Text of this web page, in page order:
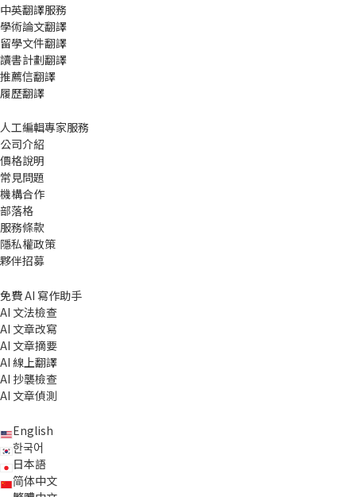
中英翻譯服務
學術論文翻譯
留學文件翻譯
讀書計劃翻譯
推薦信翻譯
履歷翻譯
人工編輯專家服務
公司介紹
價格說明
常見問題
機構合作
部落格
服務條款
隱私權政策
夥伴招募
免費 AI 寫作助手
AI 文法檢查
AI 文章改寫
AI 文章摘要
AI 線上翻譯
AI 抄襲檢查
AI 文章偵測
English
한국어
日本語
简体中文